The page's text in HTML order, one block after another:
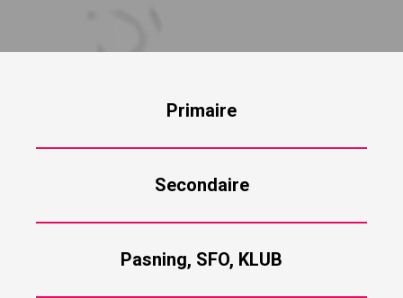
Primaire
Secondaire
Pasning, SFO, KLUB